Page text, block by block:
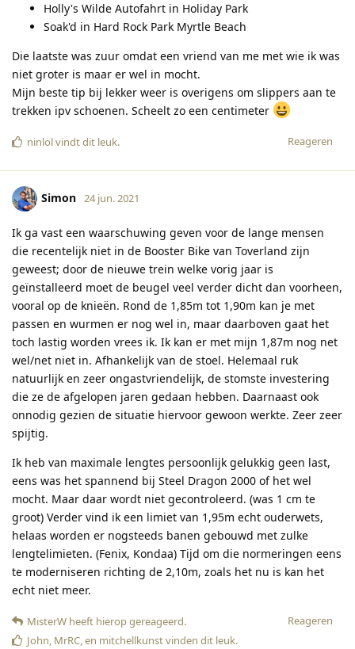
Holly's Wilde Autofahrt in Holiday Park
Soak'd in Hard Rock Park Myrtle Beach
Die laatste was zuur omdat een vriend van me met wie ik was
niet groter is maar er wel in mocht.
Mijn beste tip bij lekker weer is overigens om slippers aan te
trekken ipv schoenen. Scheelt zo een centimeter
Reageren
ninlolvindt dit leuk.
Simon 24 jun. 2021
Ik ga vast een waarschuwing geven voor de lange mensen
die recentelijk niet in de Booster Bike van Toverland zijn
geweest; door de nieuwe trein welke vorig jaar is
geïnstalleerd moet de beugel veel verder dicht dan voorheen,
vooral op de knieën. Rond de 1,85m tot 1,90m kan je met
passen en wurmen er nog wel in, maar daarboven gaat het
toch lastig worden vrees ik. Ik kan er met mijn 1,87m nog net
wel/net niet in. Afhankelijk van de stoel. Helemaal ruk
natuurlijk en zeer ongastvriendelijk, de stomste investering
die ze de afgelopen jaren gedaan hebben. Daarnaast ook
onnodig gezien de situatie hiervoor gewoon werkte. Zeer zeer
spijtig.
Ik heb van maximale lengtes persoonlijk gelukkig geen last,
eens was het spannend bij Steel Dragon 2000 of het wel
mocht. Maar daar wordt niet gecontroleerd. (was 1 cm te
groot) Verder vind ik een limiet van 1,95m echt ouderwets,
helaas worden er nogsteeds banen gebouwd met zulke
lengtelimieten. (Fenix, Kondaa) Tijd om die normeringen eens
te moderniseren richting de 2,10m, zoals het nu is kan het
echt niet meer.
Reageren
MisterW heeft hierop gereageerd.
John, MrRC, en mitchellkunstvinden dit leuk.